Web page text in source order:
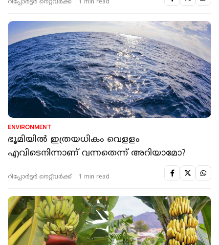
റിപ്പോർട്ടർ നെറ്റ്‌വര്‍ക്ക്‌ 1 min read
ENVIRONMENT
ഭൂമിയില്‍ ഇത്രയധികം വെളളം
എവിടെനിന്നാണ് വന്നതെന്ന് അറിയാമോ?
റിപ്പോർട്ടർ നെറ്റ്‌വര്‍ക്ക്‌ 1 min read